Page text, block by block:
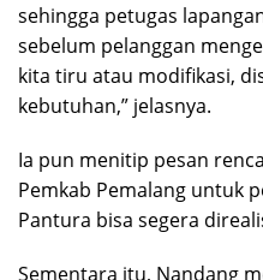
sehingga petugas
sebelum pelanggan
kita tiru atau modifikasi,
kebutuhan,” jelasnya.
Ia pun menitip pesan
Pemkab Pemalang untuk
Pantura bisa segera
Sementara itu, Nandang